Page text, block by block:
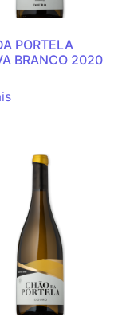
PORTELA
BRANCO 2020